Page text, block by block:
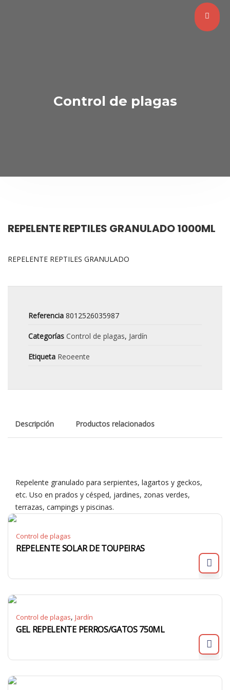
Control de plagas
REPELENTE REPTILES GRANULADO 1000ML
REPELENTE REPTILES GRANULADO
Referencia 8012526035987
Categorías Control de plagas, Jardín
Etiqueta Reoeente
Descripción Productos relacionados
Repelente granulado para serpientes, lagartos y geckos,
etc. Uso en prados y césped, jardines, zonas verdes,
terrazas, campings y piscinas.
Control de plagas
REPELENTE SOLAR DE TOUPEIRAS
Control de plagas, Jardín
GEL REPELENTE PERROS/GATOS 750ML